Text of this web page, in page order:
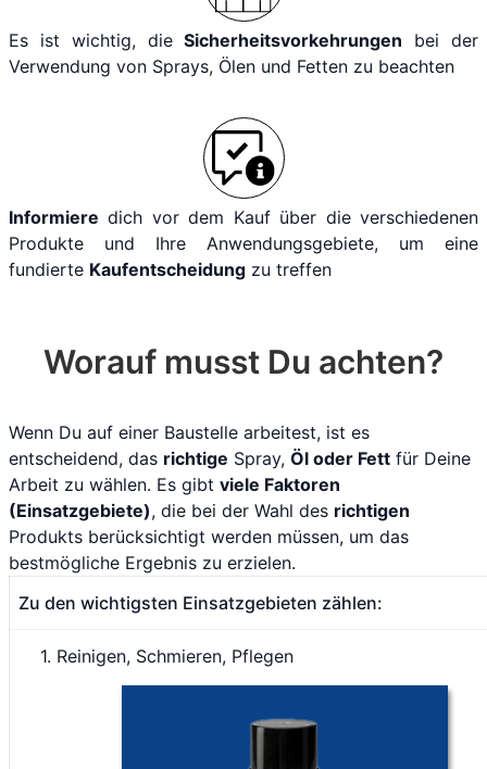
Es ist wichtig, dieSicherheitsvorkehrungen bei der
Verwendung von Sprays, Ölen und Fetten zu beachten
Informiere dich vor dem Kauf über die verschiedenen
Produkte und Ihre Anwendungsgebiete, um eine
fundierte Kaufentscheidung zu treffen
Worauf musst Du achten?
Wenn Du auf einer Baustelle arbeitest, ist es
entscheidend, das richtige Spray, Öl oder Fett für Deine
Arbeit zu wählen. Es gibt viele Faktoren
(Einsatzgebiete), die bei der Wahl des richtigen
Produkts berücksichtigt werden müssen, um das
bestmögliche Ergebnis zu erzielen.
Zu den wichtigsten Einsatzgebieten zählen:
1. Reinigen, Schmieren, Pflegen